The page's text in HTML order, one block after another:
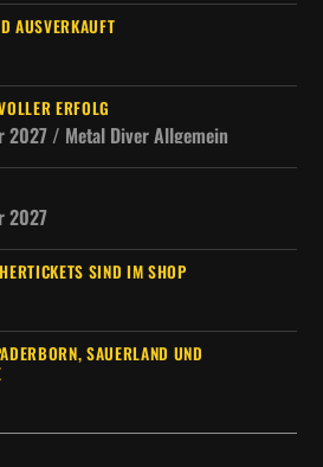
AUSVERKAUFT
ERFOLG
2027 / Metal Diver Allgemein
2027
SIND IM SHOP
SAUERLAND UND